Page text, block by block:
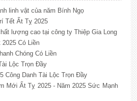
linh vật của năm Bính Ngọ
Tết Ất Tỵ 2025
lượng cao tại công ty Thiệp Gia Long
Có Liền
Chóng Có Liền
Lộc Trọn Đầy
Công Danh Tài Lộc Trọn Đầy
Mới Ất Tỵ 2025 - Năm 2025 Sức Mạnh